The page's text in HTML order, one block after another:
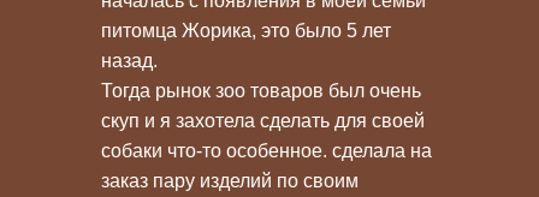
питомца Жорика, это было 5 лет
назад.
Тогда рынок зоо товаров был очень
скуп и я захотела сделать для своей
собаки что-то особенное. сделала на
заказ пару изделий по своим